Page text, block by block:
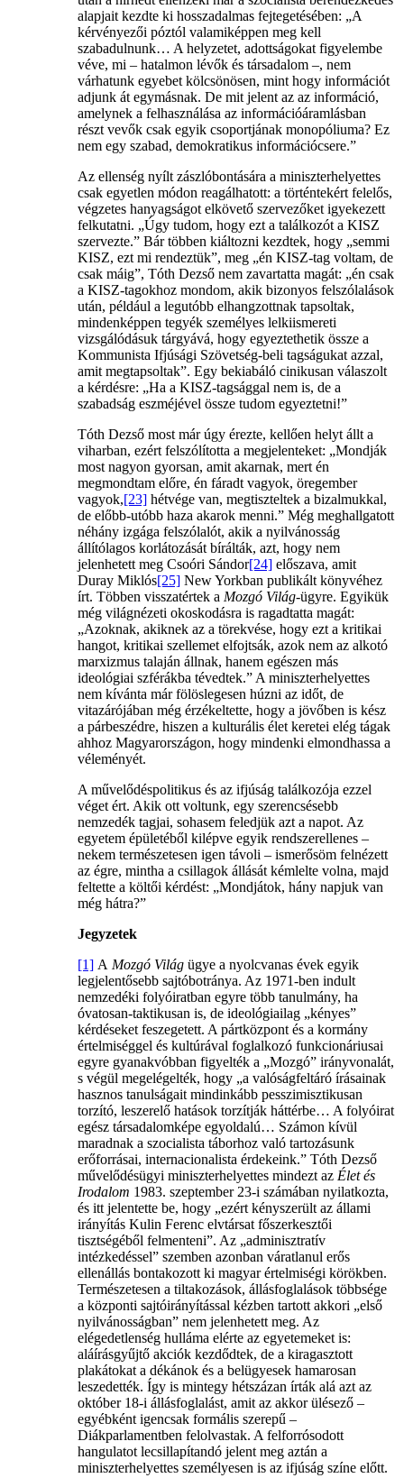
alapjait kezdte ki hosszadalmas fejtegetésében: „A
kérvényezői póztól valamiképpen meg kell
szabadulnunk… A helyzetet, adottságokat figyelembe
véve, mi – hatalmon lévők és társadalom –, nem
várhatunk egyebet kölcsönösen, mint hogy információt
adjunk át egymásnak. De mit jelent az az információ,
amelynek a felhasználása az információáramlásban
részt vevők csak egyik csoportjának monopóliuma? Ez
nem egy szabad, demokratikus információcsere.”
Az ellenség nyílt zászlóbontására a miniszterhelyettes
csak egyetlen módon reagálhatott: a történtekért felelős,
végzetes hanyagságot elkövető szervezőket igyekezett
felkutatni. „Úgy tudom, hogy ezt a találkozót a KISZ
szervezte.” Bár többen kiáltozni kezdtek, hogy „semmi
KISZ, ezt mi rendeztük”, meg „én KISZ-tag voltam, de
csak máig”, Tóth Dezső nem zavartatta magát: „én csak
a KISZ-tagokhoz mondom, akik bizonyos felszólalások
után, például a legutóbb elhangzottnak tapsoltak,
mindenképpen tegyék személyes lelkiismereti
vizsgálódásuk tárgyává, hogy egyeztethetik össze a
Kommunista Ifjúsági Szövetség-beli tagságukat azzal,
amit megtapsoltak”. Egy bekiabáló cinikusan válaszolt
a kérdésre: „Ha a KISZ-tagsággal nem is, de a
szabadság eszméjével össze tudom egyeztetni!”
Tóth Dezső most már úgy érezte, kellően helyt állt a
viharban, ezért felszólította a megjelenteket: „Mondják
most nagyon gyorsan, amit akarnak, mert én
megmondtam előre, én fáradt vagyok, öregember
vagyok,[23] hétvége van, megtiszteltek a bizalmukkal,
de előbb-utóbb haza akarok menni.” Még meghallgatott
néhány izgága felszólalót, akik a nyilvánosság
állítólagos korlátozását bírálták, azt, hogy nem
jelenhetett meg Csoóri Sándor[24] előszava, amit
Duray Miklós[25] New Yorkban publikált könyvéhez
írt. Többen visszatértek a Mozgó Világ-ügyre. Egyikük
még világnézeti okoskodásra is ragadtatta magát:
„Azoknak, akiknek az a törekvése, hogy ezt a kritikai
hangot, kritikai szellemet elfojtsák, azok nem az alkotó
marxizmus talaján állnak, hanem egészen más
ideológiai szférákba tévedtek.” A miniszterhelyettes
nem kívánta már fölöslegesen húzni az időt, de
vitazárójában még érzékeltette, hogy a jövőben is kész
a párbeszédre, hiszen a kulturális élet keretei elég tágak
ahhoz Magyarországon, hogy mindenki elmondhassa a
véleményét.
A művelődéspolitikus és az ifjúság találkozója ezzel
véget ért. Akik ott voltunk, egy szerencsésebb
nemzedék tagjai, sohasem feledjük azt a napot. Az
egyetem épületéből kilépve egyik rendszerellenes –
nekem természetesen igen távoli – ismerősöm felnézett
az égre, mintha a csillagok állását kémlelte volna, majd
feltette a költői kérdést: „Mondjátok, hány napjuk van
még hátra?”
Jegyzetek
[1] A Mozgó Világ ügye a nyolcvanas évek egyik
legjelentősebb sajtóbotránya. Az 1971-ben indult
nemzedéki folyóiratban egyre több tanulmány, ha
óvatosan-taktikusan is, de ideológiailag „kényes”
kérdéseket feszegetett. A pártközpont és a kormány
értelmiséggel és kultúrával foglalkozó funkcionáriusai
egyre gyanakvóbban figyelték a „Mozgó” irányvonalát,
s végül megelégelték, hogy „a valóságfeltáró írásainak
hasznos tanulságait mindinkább pesszimisztikusan
torzító, leszerelő hatások torzítják háttérbe… A folyóirat
egész társadalomképe egyoldalú… Számon kívül
maradnak a szocialista táborhoz való tartozásunk
erőforrásai, internacionalista érdekeink.” Tóth Dezső
művelődésügyi miniszterhelyettes mindezt az Élet és
Irodalom 1983. szeptember 23-i számában nyilatkozta,
és itt jelentette be, hogy „ezért kényszerült az állami
irányítás Kulin Ferenc elvtársat főszerkesztői
tisztségéből felmenteni”. Az „adminisztratív
intézkedéssel” szemben azonban váratlanul erős
ellenállás bontakozott ki magyar értelmiségi körökben.
Természetesen a tiltakozások, állásfoglalások többsége
a központi sajtóirányítással kézben tartott akkori „első
nyilvánosságban” nem jelenhetett meg. Az
elégedetlenség hulláma elérte az egyetemeket is:
aláírásgyűjtő akciók kezdődtek, de a kiragasztott
plakátokat a dékánok és a belügyesek hamarosan
leszedették. Így is mintegy hétszázan írták alá azt az
október 18-i állásfoglalást, amit az akkor ülésező –
egyébként igencsak formális szerepű –
Diákparlamentben felolvastak. A felforrósodott
hangulatot lecsillapítandó jelent meg aztán a
miniszterhelyettes személyesen is az ifjúság színe előtt.